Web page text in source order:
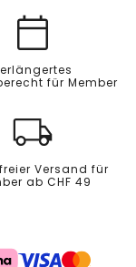
für Member
Versand für
ab CHF 49